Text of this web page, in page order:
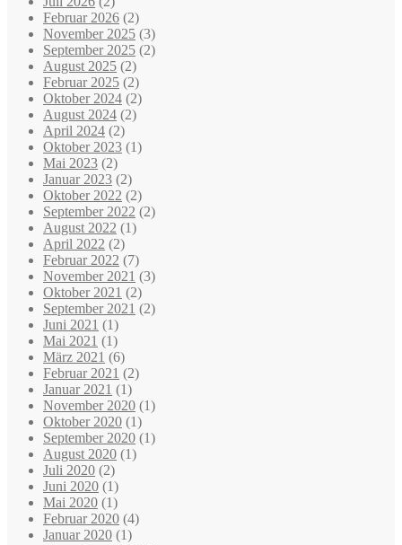
Februar 2026 (2)
November 2025 (3)
September 2025 (2)
August 2025 (2)
Februar 2025 (2)
Oktober 2024 (2)
August 2024 (2)
April 2024 (2)
Oktober 2023 (1)
Mai 2023 (2)
Januar 2023 (2)
Oktober 2022 (2)
September 2022 (2)
August 2022 (1)
April 2022 (2)
Februar 2022 (7)
November 2021 (3)
Oktober 2021 (2)
September 2021 (2)
Juni 2021 (1)
Mai 2021 (1)
März 2021 (6)
Februar 2021 (2)
Januar 2021 (1)
November 2020 (1)
Oktober 2020 (1)
September 2020 (1)
August 2020 (1)
Juli 2020 (2)
Juni 2020 (1)
Mai 2020 (1)
Februar 2020 (4)
Januar 2020 (1)